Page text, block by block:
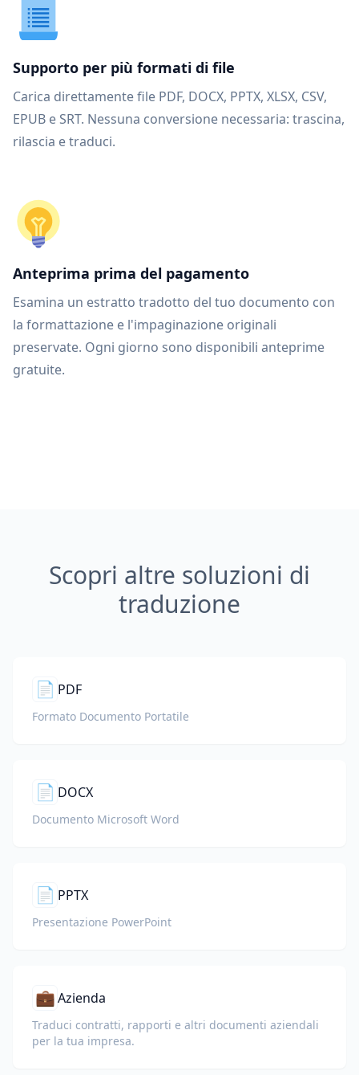
Supporto per più formati di file
Carica direttamente file PDF, DOCX, PPTX, XLSX, CSV,
EPUB e SRT. Nessuna conversione necessaria: trascina,
rilascia e traduci.
Anteprima prima del pagamento
Esamina un estratto tradotto del tuo documento con
la formattazione e l'impaginazione originali
preservate. Ogni giorno sono disponibili anteprime
gratuite.
Scopri altre soluzioni di
traduzione
📄 PDF
Formato Documento Portatile
📄 DOCX
Documento Microsoft Word
📄 PPTX
Presentazione PowerPoint
💼Azienda
Traduci contratti, rapporti e altri documenti aziendali
per la tua impresa.